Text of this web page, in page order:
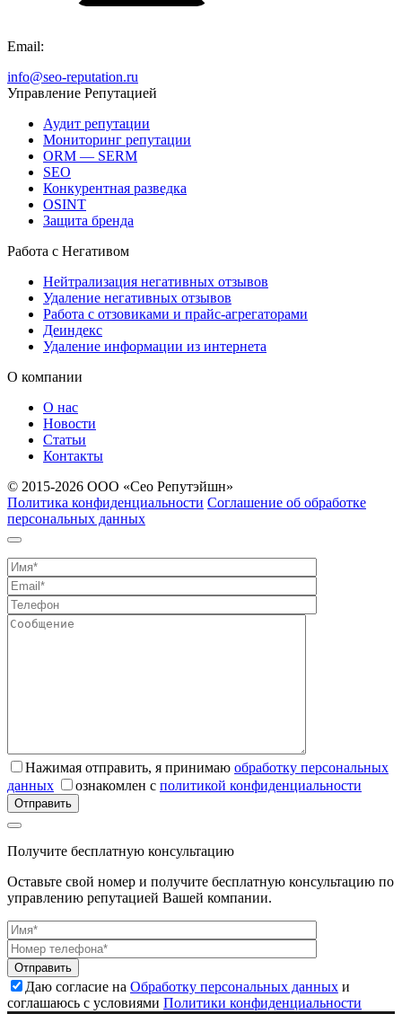
Email:
info@seo-reputation.ru
Управление Репутацией
Аудит репутации
Мониторинг репутации
ORM — SERM
SEO
Конкурентная разведка
OSINT
Защита бренда
Работа с Негативом
Нейтрализация негативных отзывов
Удаление негативных отзывов
Работа с отзовиками и прайс-агрегаторами
Деиндекс
Удаление информации из интернета
О компании
О нас
Новости
Статьи
Контакты
© 2015-2026 ООО «Сео Репутэйшн»
Политика конфиденциальности Соглашение об обработке
персональных данных
Нажимая отправить, я принимаю обработку персональных
данных
ознакомлен с политикой конфиденциальности
Получите бесплатную консультацию
Оставьте свой номер и получите бесплатную консультацию по
управлению репутацией Вашей компании.
Даю согласие на Обработку персональных данных и
соглашаюсь с условиями Политики конфиденциальности